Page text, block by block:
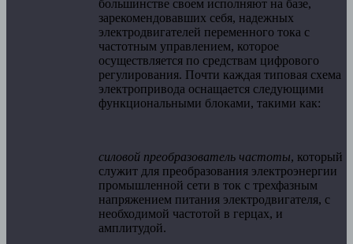
большинстве своем исполняют на базе,
зарекомендовавших себя, надежных
электродвигателей переменного тока с
частотным управлением, которое
осуществляется по средствам цифрового
регулирования. Почти каждая типовая схема
электропривода оснащается следующими
функциональными блоками, такими как:
силовой преобразователь частоты, который
служит для преобразования электроэнергии
промышленной сети в ток с трехфазным
напряжением питания электродвигателя, с
необходимой частотой в герцах, и
амплитудой.